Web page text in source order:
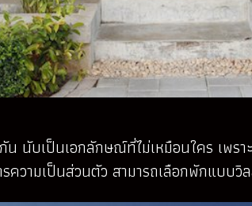
นับเป็นเอกลักษณ์ที่ไม่เหมือนใคร เพร
วามเป็นส่วนตัว สามารถเลือกพักแบบวิ